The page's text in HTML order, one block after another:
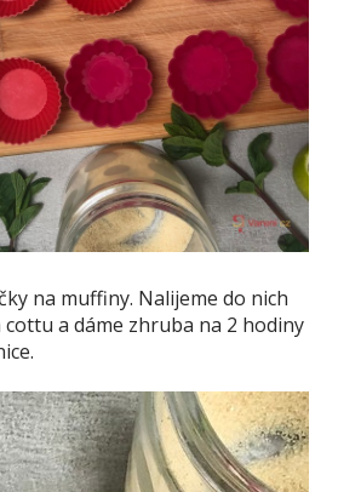
na muffiny. Nalijeme do nich
a dáme zhruba na 2 hodiny